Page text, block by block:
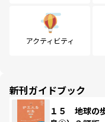
アクティビティ
新刊ガイドブック
１５ 地球の